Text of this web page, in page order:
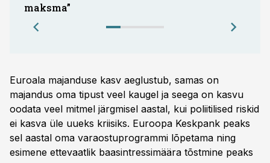
maksma”
Euroala majanduse kasv aeglustub, samas on
majandus oma tipust veel kaugel ja seega on kasvu
oodata veel mitmel järgmisel aastal, kui poliitilised riskid
ei kasva üle uueks kriisiks. Euroopa Keskpank peaks
sel aastal oma varaostuprogrammi lõpetama ning
esimene ettevaatlik baasintressimäära tõstmine peaks